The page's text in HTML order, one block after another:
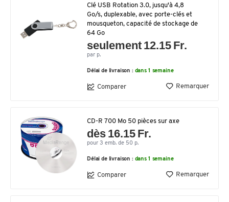
Clé USB Rotation 3.0, jusqu'à 4,8
Go/s, duplexable, avec porte-clés et
mousqueton, capacité de stockage de
64 Go
seulement 12.15 Fr.
par p.
Délai de livraison : dans 1 semaine
Comparer Remarquer
CD-R 700 Mo 50 pièces sur axe
dès 16.15 Fr.
pour 3 emb. de 50 p.
Délai de livraison : dans 1 semaine
Comparer Remarquer